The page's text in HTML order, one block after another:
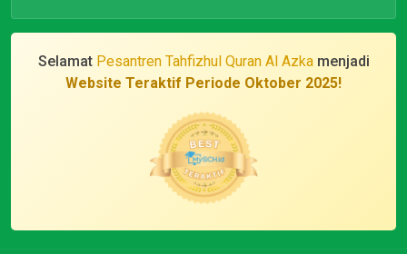
Selamat Pesantren Tahfizhul Quran Al Azkamenjadi
Website Teraktif Periode Oktober 2025!